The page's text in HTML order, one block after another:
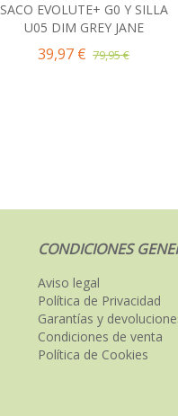
Añadir al carrito
SACO EVOLUTE+ G0 Y SILLA
U05 DIM GREY JANE
39,97 € 79,95 €
CONDICIONES
Aviso legal
Política de Privacidad
Garantías y
Condiciones de venta
Política de Cookies